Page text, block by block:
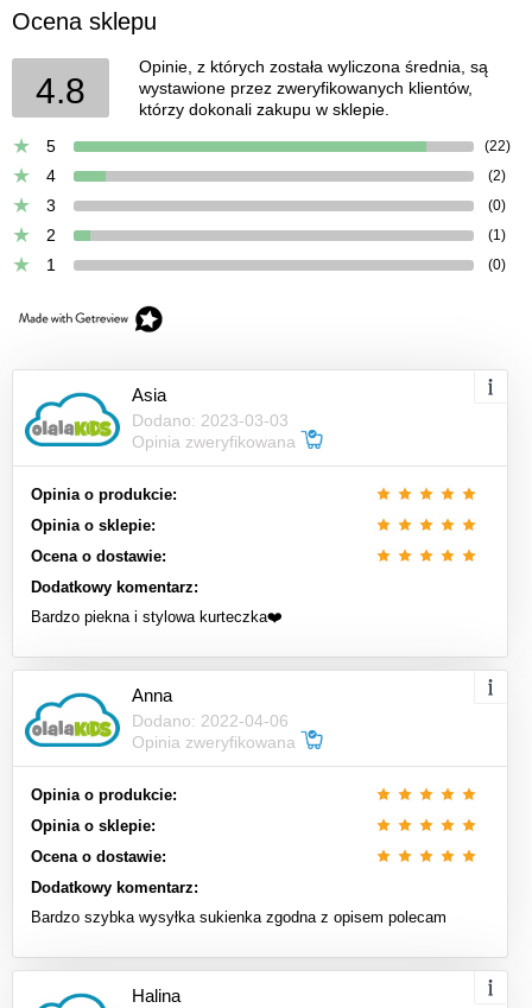
Ocena sklepu
4.8
Opinie, z których została wyliczona średnia, są
wystawione przez zweryfikowanych klientów,
którzy dokonali zakupu w sklepie.
5
(22)
4 (2)
3 (0)
2 (1)
1 (0)
Asia
Dodano: 2023-03-03
Opinia zweryfikowana
Opinia o produkcie:
Opinia o sklepie:
Ocena o dostawie:
Dodatkowy komentarz:
Bardzo piekna i stylowa kurteczka❤️
Anna
Dodano: 2022-04-06
Opinia zweryfikowana
Opinia o produkcie:
Opinia o sklepie:
Ocena o dostawie:
Dodatkowy komentarz:
Bardzo szybka wysyłka sukienka zgodna z opisem polecam
Halina